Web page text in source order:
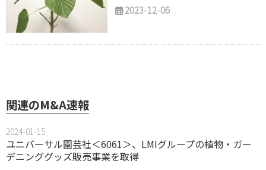
2023-12-06
関連のM&A速報
2024-01-15
ユニバーサル園芸社＜6061＞、LMIグループの植物・ガー
デニンググッズ販売事業を取得